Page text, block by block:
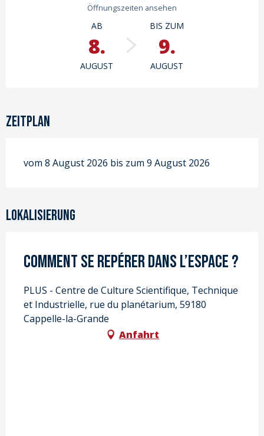
Öffnungszeiten ansehen
AB
8.
AUGUST
BIS ZUM
9.
AUGUST
Zeitplan
vom 8 August 2026 bis zum 9 August 2026
Lokalisierung
Comment se repérer dans l’espace ?
PLUS - Centre de Culture Scientifique, Technique
et Industrielle, rue du planétarium, 59180
Cappelle-la-Grande
Anfahrt